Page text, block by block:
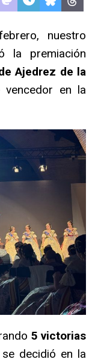
nuestro
la premiación
Ajedrez de la
vencedor en la
5 victorias
decidió en la